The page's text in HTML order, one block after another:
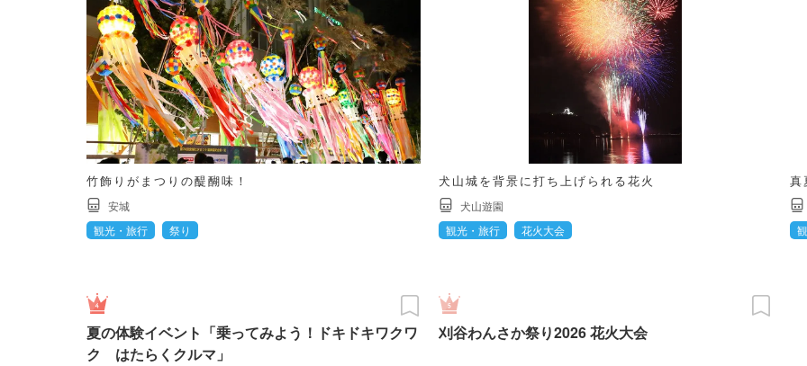
竹飾りがまつりの醍醐味！
安城
観光・旅行
祭り
犬山城を背景に打ち上げられる花火
犬山遊園
観光・旅行
花火大会
真
夏の体験イベント「乗ってみよう！ドキドキワクワ
ク はたらくクルマ」
刈谷わんさか祭り2026 花火大会